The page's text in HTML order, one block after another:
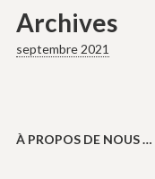
Archives
septembre 2021
À PROPOS DE NOUS …